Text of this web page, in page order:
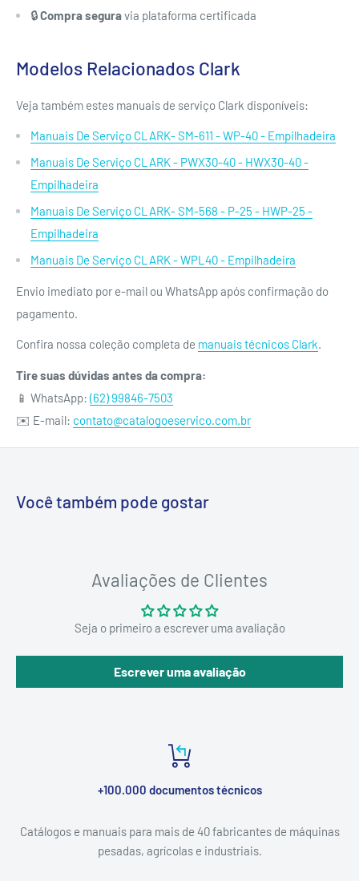
🔒Compra seguravia plataforma certificada
Modelos Relacionados Clark
Veja também estes manuais de serviço Clark disponíveis:
Manuais De Serviço CLARK- SM-611 - WP-40 - Empilhadeira
Manuais De Serviço CLARK - PWX30-40 - HWX30-40 -
Empilhadeira
Manuais De Serviço CLARK- SM-568 - P-25 - HWP-25 -
Empilhadeira
Manuais De Serviço CLARK - WPL40 - Empilhadeira
Envio imediato por e-mail ou WhatsApp após confirmação do
pagamento.
Confira nossa coleção completa de manuais técnicos Clark.
Tire suas dúvidas antes da compra:
📱 WhatsApp: (62) 99846-7503
✉️ E-mail: contato@catalogoeservico.com.br
Você também pode gostar
Avaliações de Clientes
Seja o primeiro a escrever uma avaliação
Escrever uma avaliação
+100.000 documentos técnicos
Catálogos e manuais para mais de 40 fabricantes de máquinas
pesadas, agrícolas e industriais.